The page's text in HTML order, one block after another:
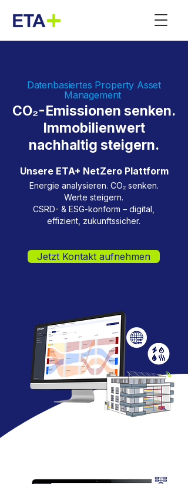
Datenbasiertes Property Asset
Management
CO₂-Emissionen senken.
Immobilienwert
nachhaltig steigern.
Unsere ETA+ NetZero Plattform
Energie analysieren. CO₂ senken.
Werte steigern.
CSRD- & ESG-konform – digital,
effizient, zukunftssicher.
Jetzt Kontakt aufnehmen